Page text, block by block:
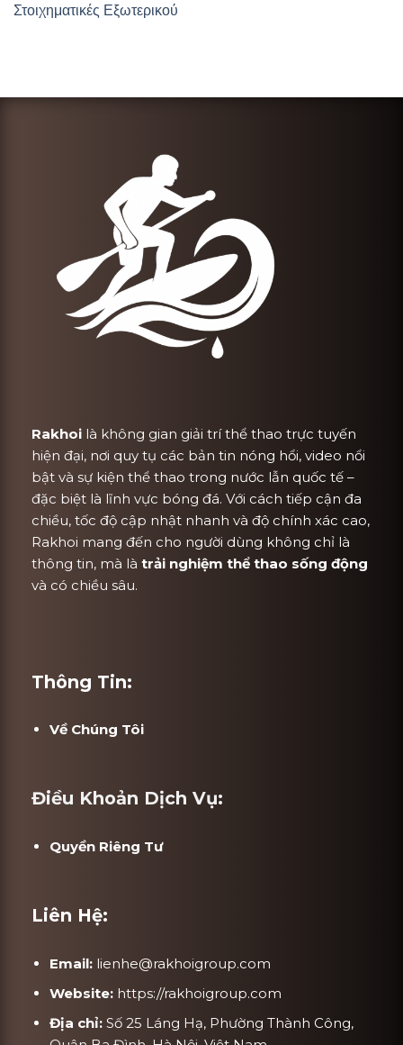
Στοιχηματικές Εξωτερικού
Rakhoi là không gian giải trí thể thao trực tuyến
hiện đại, nơi quy tụ các bản tin nóng hổi, video nổi
bật và sự kiện thể thao trong nước lẫn quốc tế –
đặc biệt là lĩnh vực bóng đá. Với cách tiếp cận đa
chiều, tốc độ cập nhật nhanh và độ chính xác cao,
Rakhoi mang đến cho người dùng không chỉ là
thông tin, mà là trải nghiệm thể thao sống động
và có chiều sâu.
Thông Tin:
Về Chúng Tôi
Điều Khoản Dịch Vụ:
Quyền Riêng Tư
Liên Hệ:
Email: lienhe@rakhoigroup.com
Website: https://rakhoigroup.com
Địa chỉ: Số 25 Láng Hạ, Phường Thành Công,